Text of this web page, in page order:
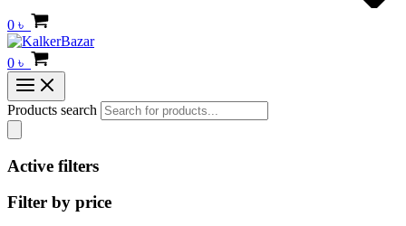
0 ৳
0 ৳
Products search
Active filters
Filter by price